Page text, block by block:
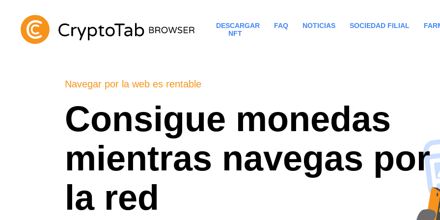
DESCARGAR FAQ NOTICIAS SOCIEDAD FILIAL
NFT
Navegar por la web es rentable
Consigue monedas
mientras navegas por
la red